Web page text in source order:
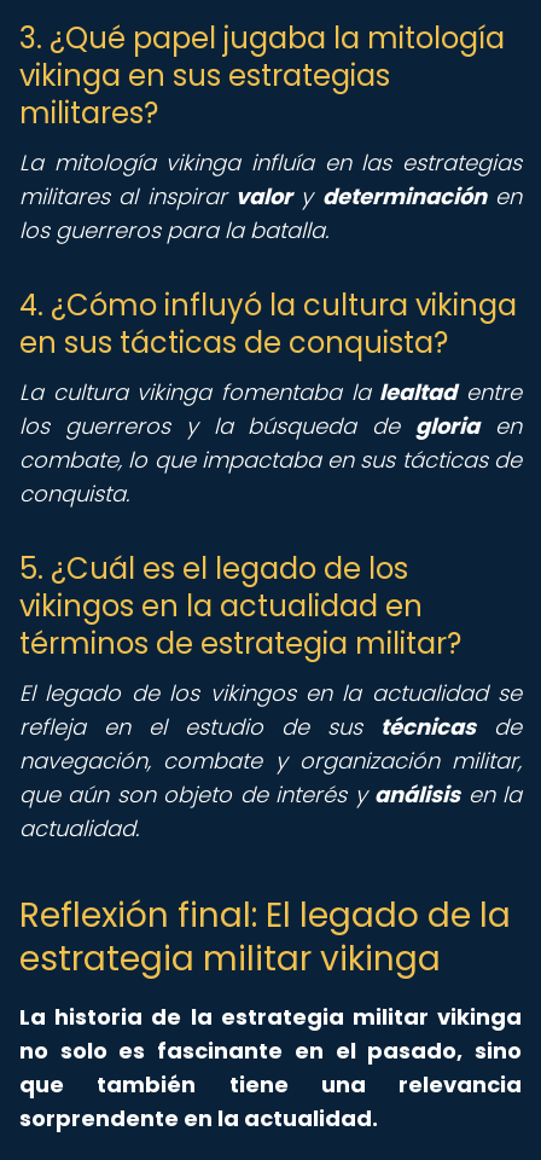
3. ¿Qué papel jugaba la mitología
vikinga en sus estrategias
militares?
La mitología vikinga influía en las estrategias
militares al inspirar valory determinaciónen
los guerreros para la batalla.
4. ¿Cómo influyó la cultura vikinga
en sus tácticas de conquista?
La cultura vikinga fomentaba la lealtadentre
los guerreros y la búsqueda de gloriaen
combate, lo que impactaba en sus tácticas de
conquista.
5. ¿Cuál es el legado de los
vikingos en la actualidad en
términos de estrategia militar?
El legado de los vikingos en la actualidad se
refleja en el estudio de sus técnicasde
navegación, combate y organización militar,
que aún son objeto de interés y análisisen la
actualidad.
Reflexión final: El legado de la
estrategia militar vikinga
La historia de la estrategia militar vikinga
no solo es fascinante en el pasado, sino
que también tiene una relevancia
sorprendente en la actualidad.